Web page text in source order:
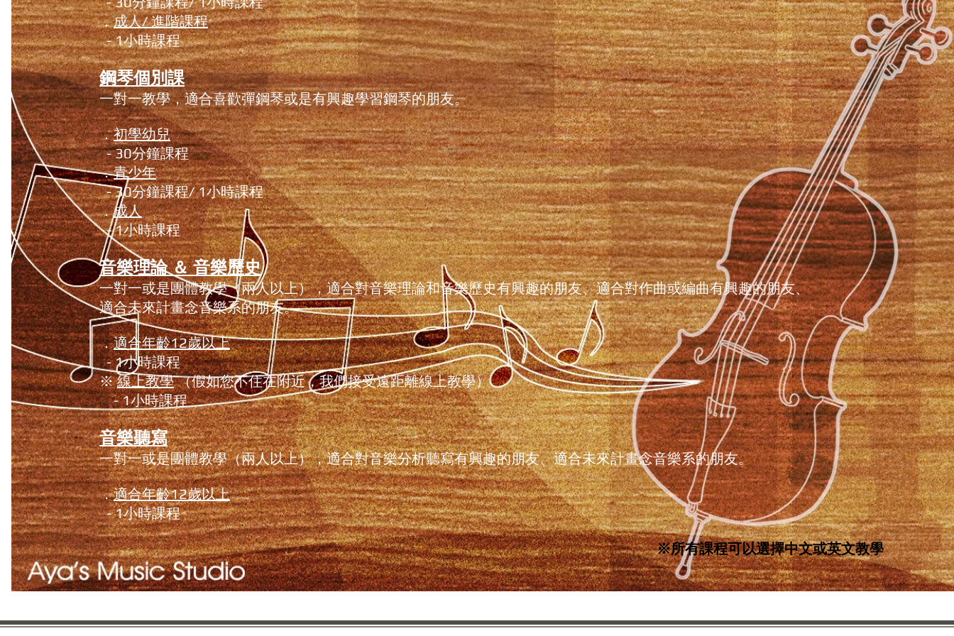
．成人/ 進階課程
- 1小時課程
鋼琴個別課
一對一教學，適合喜歡彈鋼琴或是有興趣學習鋼琴的朋友。
．初學幼兒
- 30分鐘課程
．青少年
- 30分鐘課程/ 1小時課程
．成人
- 1小時課程
音樂理論 ＆ 音樂歷史
一對一或是團體教學（兩人以上），適合對音樂理論和音樂歷史有興趣的朋友、適合對作曲或編曲有興趣的朋友、
適合未來計畫念音樂系的朋友。
．適合年齡12歲以上
- 1小時課程
※線上教學（假如您不住在附近，我們接受遠距離線上教學）
- 1小時課程
音樂聽寫
一對一或是團體教學（兩人以上），適合對音樂分析聽寫有興趣的朋友、適合未來計畫念音樂系的朋友。
．適合年齡12歲以上
- 1小時課程
※所有課程可以選擇中文或英文教學